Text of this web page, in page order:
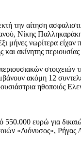
την αίτηση
Νίκης
νωρίτερα είχαν
ακίνητης περιουσίας
στοιχειών
ακόμη 12
ηθοποιός
550.000 ευρώ για
«Διόνυσος», Ρήγας